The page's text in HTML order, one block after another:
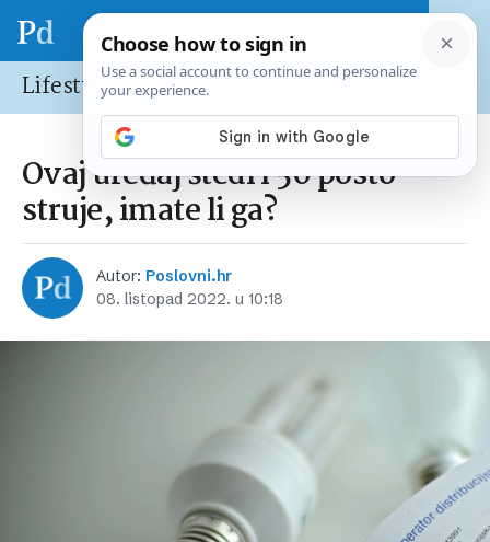
Lifestyle
Ovaj uređaj štedi i 50 posto
struje, imate li ga?
Autor: Poslovni.hr
08. listopad 2022. u 10:18